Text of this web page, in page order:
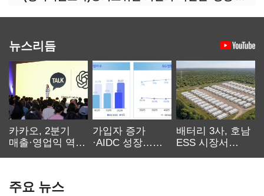
뉴스리듬
카카오, 2분기
매출·영업익 역대
가입자 증가
·AIDC 성장…
배터리 3사, 호남
ESS 시장서
주요 뉴스